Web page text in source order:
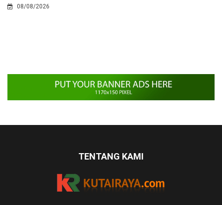
08/08/2026
TENTANG KAMI